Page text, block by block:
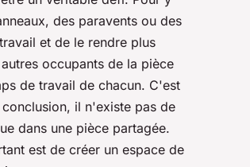
des paravents ou des
et de le rendre plus
occupants de la pièce
de travail de chacun. C'est
il n'existe pas de
dans une pièce partagée.
est de créer un espace de